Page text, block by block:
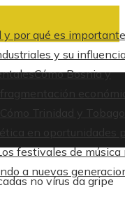
por qué es importante
y su
Cómo Bosnia y
fragmentación
Cómo Trinidad y Tobago
en oportunidades
festivales de música
a nuevas
no vírus da gripe